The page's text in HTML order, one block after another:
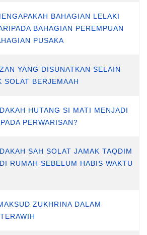
BAHAGIAN LELAKI
BAHAGIAN PEREMPUAN
PUSAKA
YANG DISUNATKAN SELAIN
SOLAT BERJEMAAH
HUTANG SI MATI MENJADI
PERWARISAN?
SAH SOLAT JAMAK TAQDIM
RUMAH SEBELUM HABIS WAKTU
ZUKHRINA DALAM